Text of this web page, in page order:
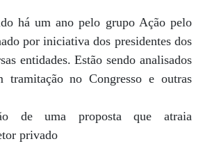
há um ano pelo grupo Ação pelo
por iniciativa dos presidentes dos
entidades. Estão sendo analisados
no Congresso e outras
de uma proposta que atraia
privado